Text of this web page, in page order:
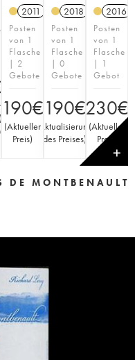
2011 AK
Posten
von 1
Flasche
| 2
Gebote
190€
(Aktueller
Preis)
2018 AK
Posten
von 1
Flasche
| 0
Gebote
190€
(Aktualisierung
des Preises)
2016
Posten
von 1
Flasche
| 1
Gebot
230€
(Aktueller
Preis
✕
DE MONTBENAULT